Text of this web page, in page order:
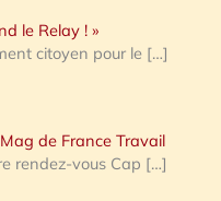
le Relay ! »
citoyen pour le […]
de France Travail
rendez-vous Cap […]